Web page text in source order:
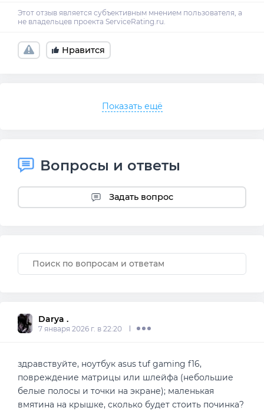
Нравится
Показать ещё
Вопросы и ответы
Задать вопрос
Darya .
7 января 2026 г. в 22:20
здравствуйте, ноутбук asus tuf gaming f16,
повреждение матрицы или шлейфа (небольшие
белые полосы и точки на экране); маленькая
вмятина на крышке, сколько будет стоить починка?